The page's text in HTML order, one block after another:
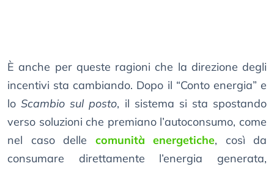
È anche per queste ragioni che la direzione degli
incentivi sta cambiando. Dopo il “Conto energia” e
loScambio sul posto, il sistema si sta spostando
verso soluzioni che premiano l’autoconsumo, come
nel caso delle comunità energetiche, così da
consumare direttamente l’energia generata,